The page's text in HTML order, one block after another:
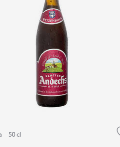
50 cl